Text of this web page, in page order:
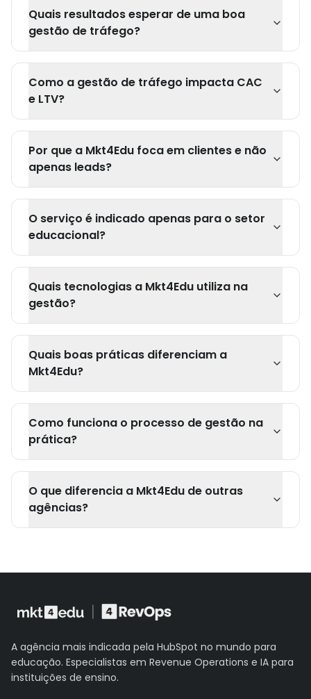
Quais resultados esperar de uma boa
gestão de tráfego?
Como a gestão de tráfego impacta CAC
e LTV?
Por que a Mkt4Edu foca em clientes e não
apenas leads?
O serviço é indicado apenas para o setor
educacional?
Quais tecnologias a Mkt4Edu utiliza na
gestão?
Quais boas práticas diferenciam a
Mkt4Edu?
Como funciona o processo de gestão na
prática?
O que diferencia a Mkt4Edu de outras
agências?
A agência mais indicada pela HubSpot no mundo para
educação. Especialistas em Revenue Operations e IA para
instituições de ensino.